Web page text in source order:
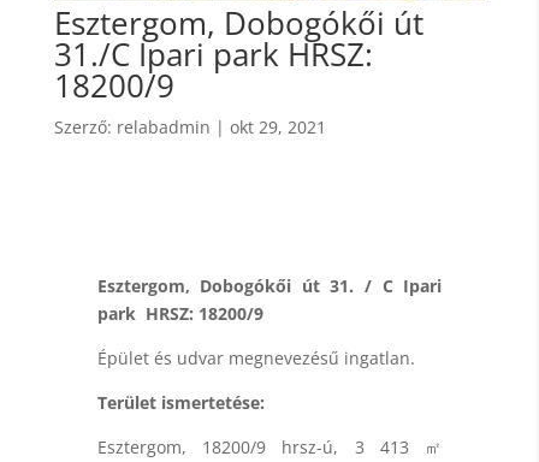
Esztergom, Dobogókői út
31./C Ipari park HRSZ:
18200/9
Szerző: relabadmin | okt 29, 2021
Esztergom, Dobogókői út 31. / C Ipari
park HRSZ: 18200/9
Épület és udvar megnevezésű ingatlan.
Terület ismertetése:
Esztergom, 18200/9 hrsz-ú, 3 413 ㎡